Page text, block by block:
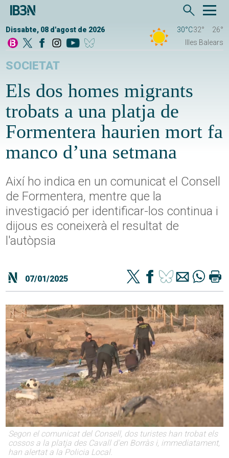
Dissabte, 08 d'agost de 2026 30°C32°
26°
Illes Balears
SOCIETAT
Els dos homes migrants
trobats a una platja de
Formentera haurien mort fa
manco d’una setmana
Així ho indica en un comunicat el Consell
de Formentera, mentre que la
investigació per identificar-los continua i
dijous es coneixerà el resultat de
l'autòpsia
07/01/2025
Segon el comunicat del Consell, dos turistes han trobat els
cossos a la platja des Cavall d'en Borràs i, immediatament,
han alertat a la Policia Local.